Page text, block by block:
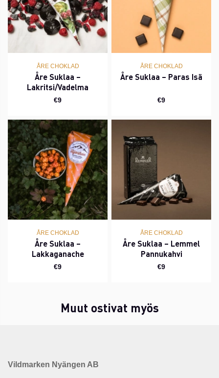
ÅRE CHOKLAD
Åre Suklaa –
Lakritsi/Vadelma
€9
ÅRE CHOKLAD
Åre Suklaa – Paras Isä
€9
ÅRE CHOKLAD
Åre Suklaa –
Lakkaganache
€9
ÅRE CHOKLAD
Åre Suklaa – Lemmel
Pannukahvi
€9
Muut ostivat myös
Vildmarken Nyängen AB